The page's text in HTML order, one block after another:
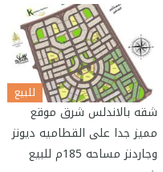
للبيع
شقه بالاندلس شرق موقع
مميز جدا على القطاميه ديونز
وجاردنز مساحه 185م للبيع